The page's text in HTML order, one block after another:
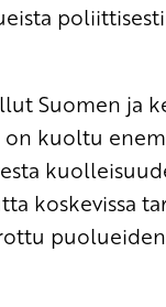
poliittisesti
Suomen ja
kuoltu
koskevissa